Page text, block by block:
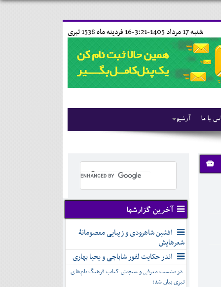
16 فردينه ماه 1538 تبری شنبه 17 مرداد 1405-3:21-
آرشیو با ما
آخرین گزارشها
افشین شاهرودی و زیبایی معصومانۀ
شعرهایش
اندر حکایت لفور شاباجی و یحیا بهاری
در نشست معرفی و سنجش کتاب فرهنگ نام‌های
تبری بیان شد: